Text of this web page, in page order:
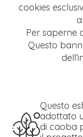
cookies
Per saperne
Questo
Questo
adottato
di caoba